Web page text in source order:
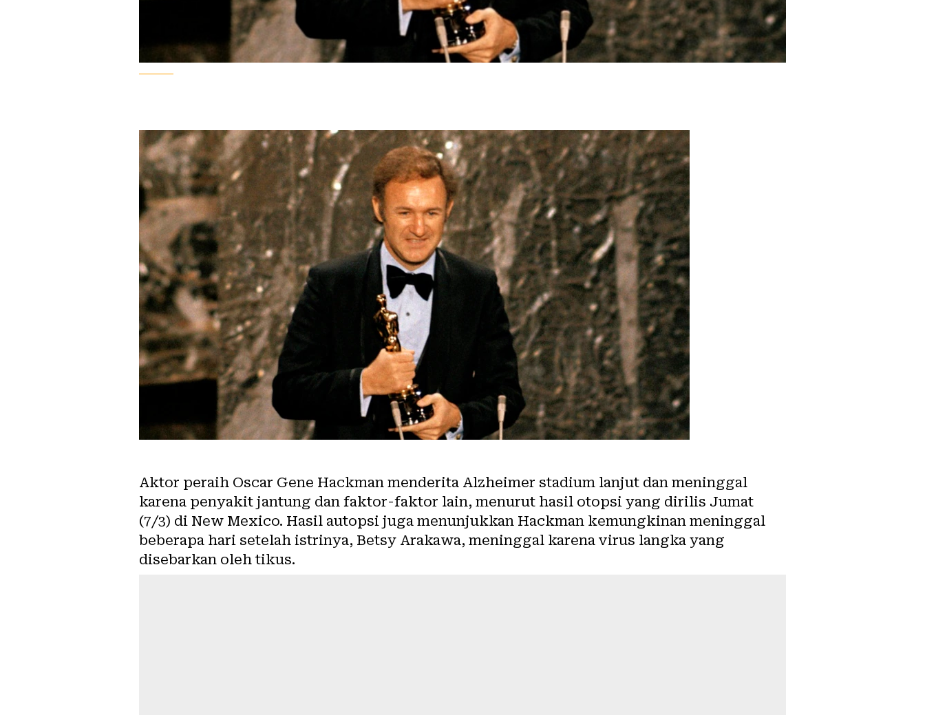
Aktor peraih Oscar Gene Hackman menderita Alzheimer stadium lanjut dan meninggal
karena penyakit jantung dan faktor-faktor lain, menurut hasil otopsi yang dirilis Jumat
(7/3) di New Mexico. Hasil autopsi juga menunjukkan Hackman kemungkinan meninggal
beberapa hari setelah istrinya, Betsy Arakawa, meninggal karena virus langka yang
disebarkan oleh tikus.